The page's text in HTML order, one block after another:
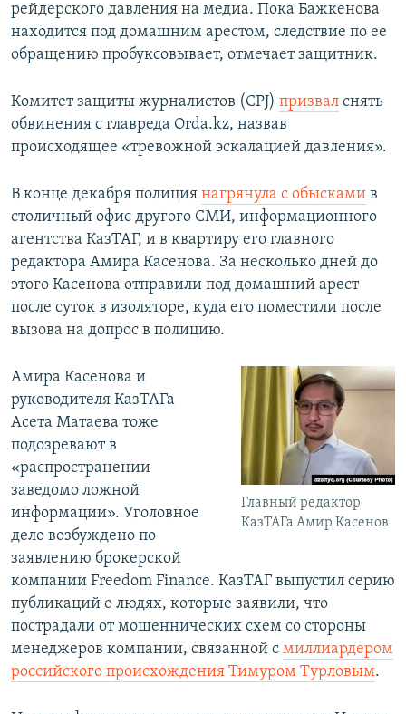
рейдерского давления на медиа. Пока Бажкенова
находится под домашним арестом, следствие по ее
обращению пробуксовывает, отмечает защитник.
Комитет защиты журналистов (CPJ) призвал снять
обвинения с главреда Orda.kz, назвав
происходящее «тревожной эскалацией давления».
В конце декабря полиция нагрянула с обысками в
столичный офис другого СМИ, информационного
агентства КазТАГ, и в квартиру его главного
редактора Амира Касенова. За несколько дней до
этого Касенова отправили под домашний арест
после суток в изоляторе, куда его поместили после
вызова на допрос в полицию.
Главный редактор
КазТАГа Амир Касенов
Амира Касенова и
руководителя КазТАГа
Асета Матаева тоже
подозревают в
«распространении
заведомо ложной
информации». Уголовное
дело возбуждено по
заявлению брокерской
компании Freedom Finance. КазТАГ выпустил серию
публикаций о людях, которые заявили, что
пострадали от мошеннических схем со стороны
менеджеров компании, связанной с миллиардером
российского происхождения Тимуром Турловым.